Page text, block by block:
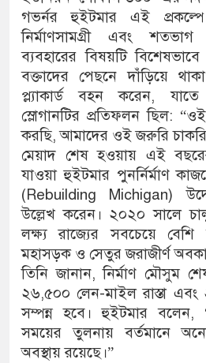
গভর্নর হুইটমার এই প্রকল্পে
নির্মাণসামগ্রী এবং
ব্যবহারের বিষয়টি
বক্তাদের পেছনে দাঁড়িয়ে
প্ল্যাকার্ড বহন করেন,
স্লোগানটির প্রতিফলন ছিল:
করছি, আমাদের ওই জরুরি
মেয়াদ শেষ হওয়ায় এই
যাওয়া হুইটমার পুনর্নির্মাণ
(Rebuilding Michigan)
উল্লেখ করেন। ২০২০ সালে
লক্ষ্য রাজ্যের সবচেয়ে বেশি
মহাসড়ক ও সেতুর জরাজীর্ণ
তিনি জানান, নির্মাণ মৌসুম
২৬,৫০০ লেন-মাইল রাস্তা
সম্পন্ন হবে। হুইটমার বলেন,
সময়ের তুলনায় বর্তমানে
অবস্থায় রয়েছে।”